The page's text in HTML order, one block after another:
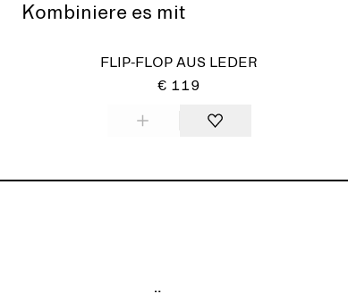
Kombiniere es mit
FLIP-FLOP AUS LEDER
€ 119